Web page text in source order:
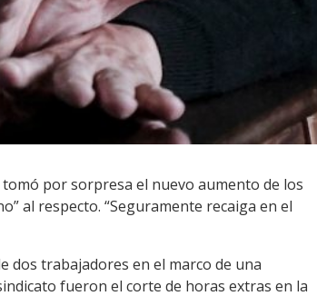
tomó por sorpresa el nuevo aumento de los
al respecto. “Seguramente recaiga en el
dos trabajadores en el marco de una
fueron el corte de horas extras en la